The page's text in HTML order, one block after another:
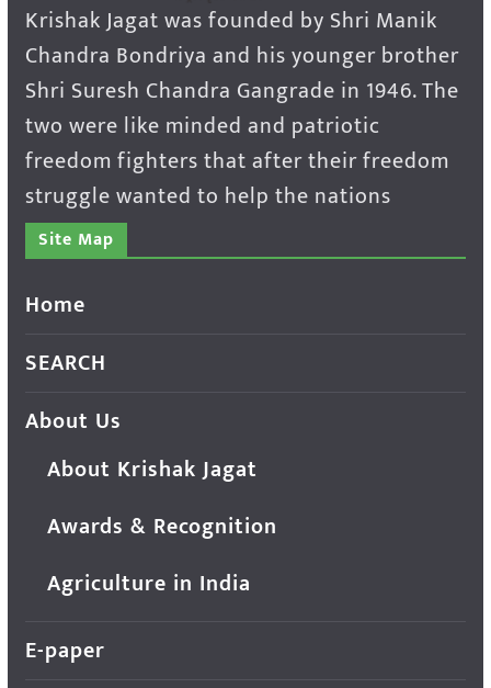
Krishak Jagat was founded by Shri Manik
Chandra Bondriya and his younger brother
Shri Suresh Chandra Gangrade in 1946. The
two were like minded and patriotic
freedom fighters that after their freedom
struggle wanted to help the nations
Site Map
Home
SEARCH
About Us
About Krishak Jagat
Awards & Recognition
Agriculture in India
E-paper